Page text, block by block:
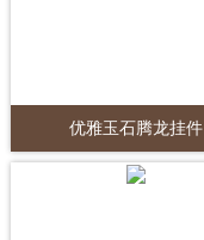
优雅玉石腾龙挂件